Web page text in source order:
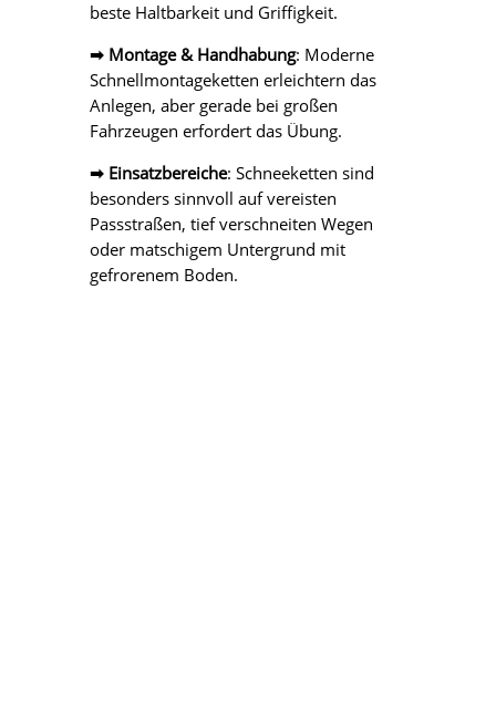
beste Haltbarkeit und Griffigkeit.
➡ Montage & Handhabung: Moderne
Schnellmontageketten erleichtern das
Anlegen, aber gerade bei großen
Fahrzeugen erfordert das Übung.
➡ Einsatzbereiche: Schneeketten sind
besonders sinnvoll auf vereisten
Passstraßen, tief verschneiten Wegen
oder matschigem Untergrund mit
gefrorenem Boden.